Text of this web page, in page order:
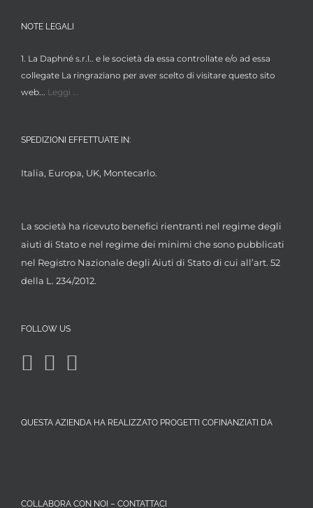
NOTE LEGALI
1. La Daphné s.r.l.. e le società da essa controllate e/o ad essa
collegate La ringraziano per aver scelto di visitare questo sito
web... Leggi ...
SPEDIZIONI EFFETTUATE IN:
Italia, Europa, UK, Montecarlo.
La società ha ricevuto benefici rientranti nel regime degli
aiuti di Stato e nel regime dei minimi che sono pubblicati
nel Registro Nazionale degli Aiuti di Stato di cui all’art. 52
della L. 234/2012.
FOLLOW US
QUESTA AZIENDA HA REALIZZATO PROGETTI COFINANZIATI DA
COLLABORA CON NOI – CONTATTACI